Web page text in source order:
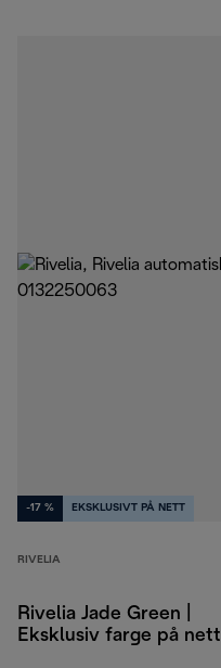
-17 % EKSKLUSIVT PÅ NETT
RIVELIA
Rivelia Jade Green |
Eksklusiv farge på nett